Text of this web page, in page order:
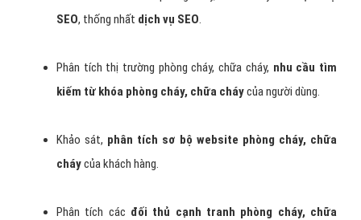
SEO, thống nhất dịch vụ SEO.
Phân tích thị trường phòng cháy, chữa cháy, nhu cầu tìm
kiếm từ khóa phòng cháy, chữa cháycủa người dùng.
Khảo sát, phân tích sơ bộ website phòng cháy, chữa
cháycủa khách hàng.
Phân tích các đối thủ cạnh tranh phòng cháy, chữa